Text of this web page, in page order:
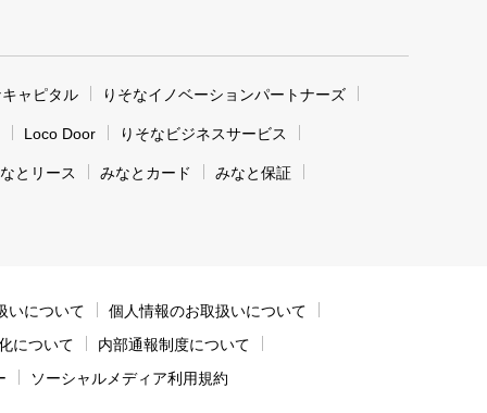
ャピタル りそなイノベーションパートナーズ
Loco Door りそなビジネスサービス
とリース みなとカード みなと保証
いについて
個人情報のお取扱いについて
について
内部通報制度について
ソーシャルメディア利用規約